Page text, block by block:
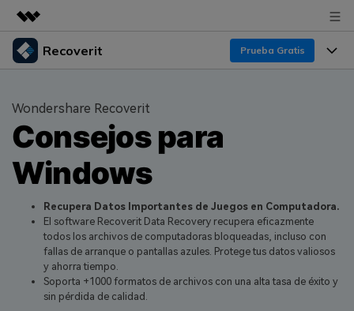
Productos destacados
Utilidades
Soluciones
Quiénes somos
Sala de prensa
Tienda
Soporte
Recoverit Prueba Gratis
Recoverit para Windows
Líder en recuperación para Windows
Pruébalo Gratis
Recoverit para Mac
Recupera datos ilimitados del sistema Mac
Funciones
Recuperar de Unidades
Recuperar Medios Borrados
Soluciones de Recuperación Exclusivas Nuevo
Recuperar Documentos
Recursos
Por qué Recoverit
Experto en Recuperación de Datos
Historias de Clientes
DESCARGAR
Wondershare Recoverit
Consejos para
Windows
Recupera Datos Importantes de Juegos en Computadora.
El software Recoverit Data Recovery recupera eficazmente
todos los archivos de computadoras bloqueadas, incluso con
fallas de arranque o pantallas azules. Protege tus datos valiosos
y ahorra tiempo.
Soporta +1000 formatos de archivos con una alta tasa de éxito y
sin pérdida de calidad.